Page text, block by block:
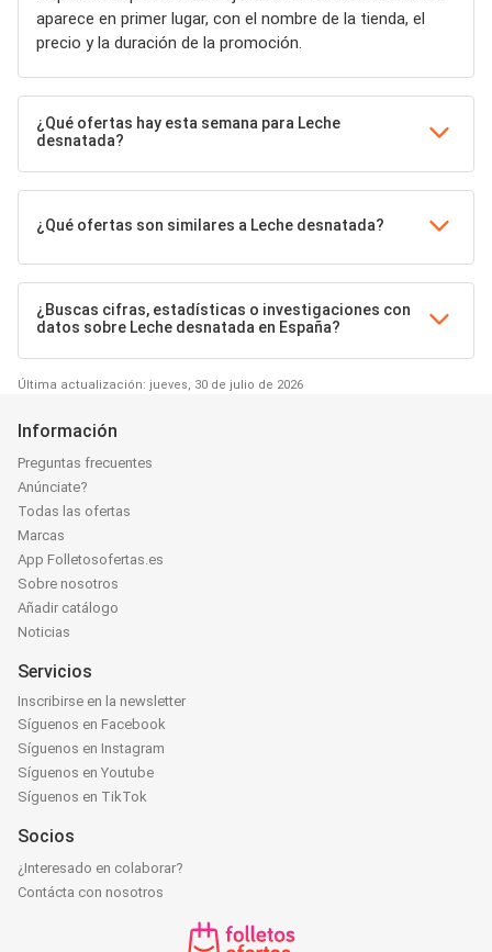
aparece en primer lugar, con el nombre de la tienda, el
precio y la duración de la promoción.
¿Qué ofertas hay esta semana para Leche
desnatada?
¿Qué ofertas son similares a Leche desnatada?
¿Buscas cifras, estadísticas o investigaciones con
datos sobre Leche desnatada en España?
Última actualización: jueves, 30 de julio de 2026
Información
Preguntas frecuentes
Anúnciate?
Todas las ofertas
Marcas
App Folletosofertas.es
Sobre nosotros
Añadir catálogo
Noticias
Servicios
Inscribirse en la newsletter
Síguenos en Facebook
Síguenos en Instagram
Síguenos en Youtube
Síguenos en TikTok
Socios
¿Interesado en colaborar?
Contácta con nosotros